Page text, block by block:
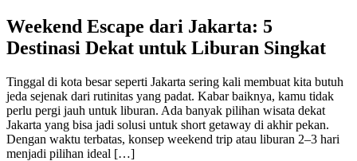
Weekend Escape dari Jakarta: 5
Destinasi Dekat untuk Liburan Singkat
Tinggal di kota besar seperti Jakarta sering kali membuat kita butuh
jeda sejenak dari rutinitas yang padat. Kabar baiknya, kamu tidak
perlu pergi jauh untuk liburan. Ada banyak pilihan wisata dekat
Jakarta yang bisa jadi solusi untuk short getaway di akhir pekan.
Dengan waktu terbatas, konsep weekend trip atau liburan 2–3 hari
menjadi pilihan ideal […]